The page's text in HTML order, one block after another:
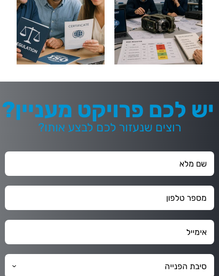
יש לכם פרויקט מעניין?
רוצים שנעזור לכם לבצע אותו?